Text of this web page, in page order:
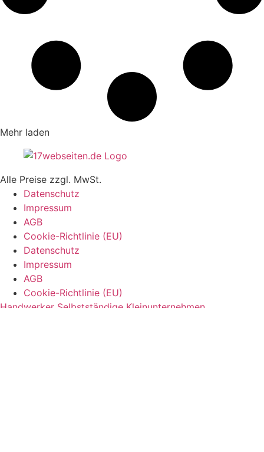
Mehr laden
Alle Preise zzgl. MwSt.
Datenschutz
Impressum
AGB
Cookie-Richtlinie (EU)
Datenschutz
Impressum
AGB
Cookie-Richtlinie (EU)
Handwerker Selbstständige Kleinunternehmen